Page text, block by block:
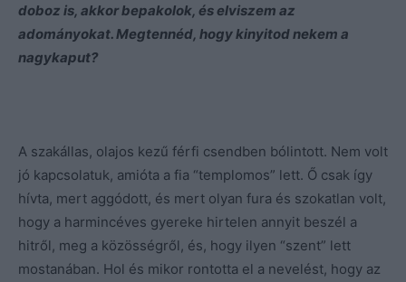
doboz is, akkor bepakolok, és elviszem az
adományokat. Megtennéd, hogy kinyitod nekem a
nagykaput?
A szakállas, olajos kezű férfi csendben bólintott. Nem volt
jó kapcsolatuk, amióta a fia “templomos” lett. Ő csak így
hívta, mert aggódott, és mert olyan fura és szokatlan volt,
hogy a harmincéves gyereke hirtelen annyit beszél a
hitről, meg a közösségről, és, hogy ilyen “szent” lett
mostanában. Hol és mikor rontotta el a nevelést, hogy az